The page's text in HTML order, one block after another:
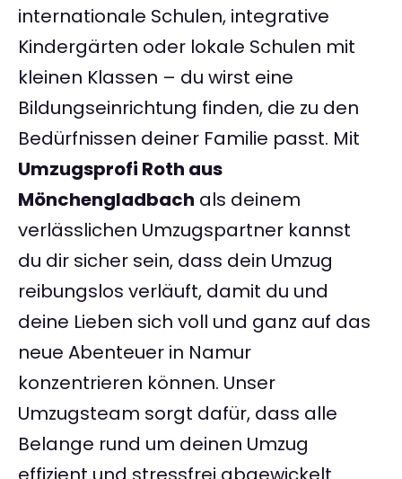
internationale Schulen, integrative
Kindergärten oder lokale Schulen mit
kleinen Klassen – du wirst eine
Bildungseinrichtung finden, die zu den
Bedürfnissen deiner Familie passt. Mit
Umzugsprofi Roth aus
Mönchengladbach als deinem
verlässlichen Umzugspartner kannst
du dir sicher sein, dass dein Umzug
reibungslos verläuft, damit du und
deine Lieben sich voll und ganz auf das
neue Abenteuer in Namur
konzentrieren können. Unser
Umzugsteam sorgt dafür, dass alle
Belange rund um deinen Umzug